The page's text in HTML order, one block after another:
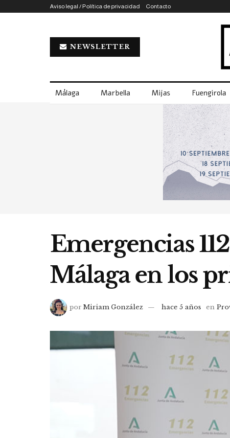
Aviso legal / Política de privacidad Contacto
NEWSLETTER
Málaga Marbella Mijas Fuengirola
Emergencias
Málaga en los
por Miriam González hace 5 años en